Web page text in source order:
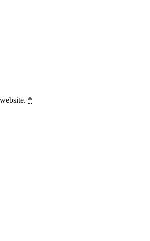
*